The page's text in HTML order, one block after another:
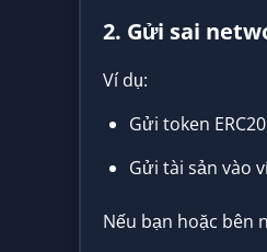
2. Gửi sai
Ví dụ:
Gửi token
Gửi tài sản vào
Nếu bạn hoặc bên